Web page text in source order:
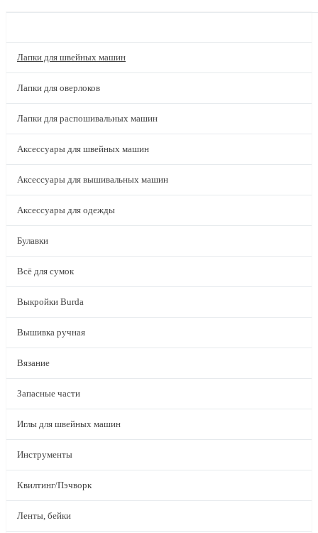
Лапки для швейных машин
Лапки для оверлоков
Лапки для распошивальных машин
Аксессуары для швейных машин
Аксессуары для вышивальных машин
Аксессуары для одежды
Булавки
Всё для сумок
Выкройки Burda
Вышивка ручная
Вязание
Запасные части
Иглы для швейных машин
Инструменты
Квилтинг/Пэчворк
Ленты, бейки